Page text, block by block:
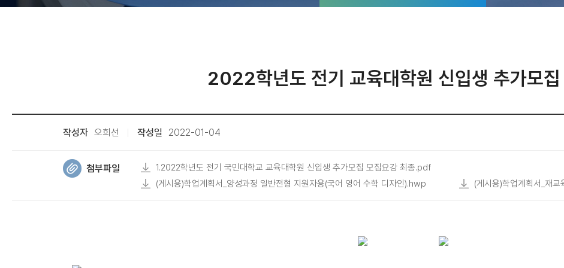
2022학년도 전기 교육대학원 신입생 추가모집
작성자 오희선 작성일 2022-01-04
첨부파일
1.2022학년도 전기 국민대학교 교육대학원 신입생 추가모집 모집요강 최종.pdf
(게시용)학업계획서_양성과정 일반전형 지원자용(국어 영어 수학 디자인).hwp
(게시용)학업계획서_재